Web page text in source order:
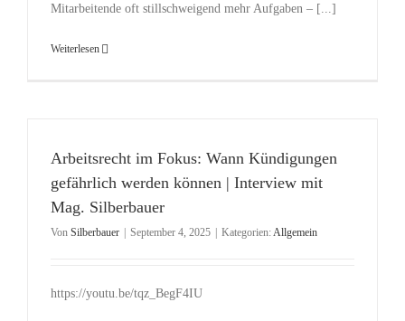
Mitarbeitende oft stillschweigend mehr Aufgaben – [...]
Weiterlesen
Arbeitsrecht im Fokus: Wann Kündigungen
gefährlich werden können | Interview mit
Mag. Silberbauer
Von Silberbauer September 4, 2025 Kategorien:Allgemein
https://youtu.be/tqz_BegF4IU